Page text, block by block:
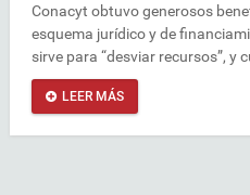
Conacyt obtuvo generosos
esquema jurídico y de
sirve para “desviar recursos”, y
LEER MÁS